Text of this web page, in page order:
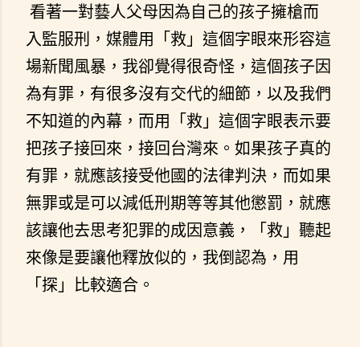
看著一對藝人父母因為自己的孩子擁槍而
入監服刑，媒體用「救」這個字眼來形容這
場新聞風暴，我卻覺得很奇怪，這個孩子因
為有罪，有很多沒有交代的細節，以及我們
不知道的內幕，而用「救」這個字眼表示要
把孩子接回來，接回台灣來。如果孩子真的
有罪，就應該接受他國的法律判決，而如果
無罪或是可以減低刑期等等其他懲罰，就應
該讓他去思考犯罪的成因意義，「救」聽起
來像是要讓他釋放似的，我倒認為，用
「探」比較適合。